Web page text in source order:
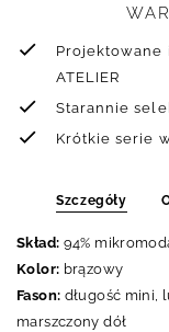
Projektowane
ATELIER
Starannie
Krótkie serie
Szczegóły
Skład: 94%
Kolor: brązowy
Fason: długość mini,
marszczony dół